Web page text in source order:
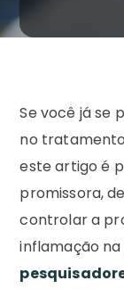
Se você já se
no
este artigo é
promissora,
controlar a
inflamação na